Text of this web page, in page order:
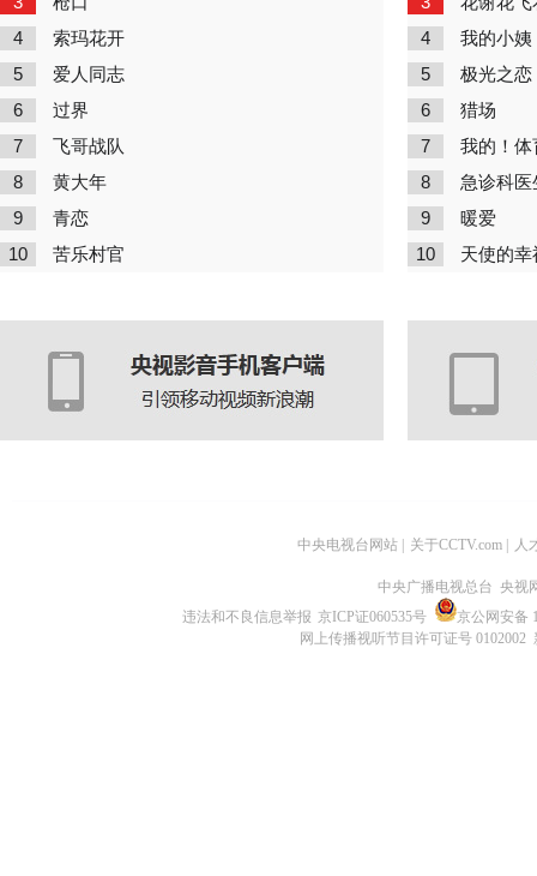
4 索玛花开
5 爱人同志
6 过界
7 飞哥战队
8 黄大年
9 青恋
10 苦乐村官
4 我的小姨
5 极光之恋
6 猎场
7 我的！体
8 急诊科医
9 暖爱
10 天使的幸
中央电视台网站 关于CCTV.com 人
中央广播电视总台 央视
违法和不良信息举报 京ICP证060535号
京公网安备
网上传播视听节目许可证号 0102002